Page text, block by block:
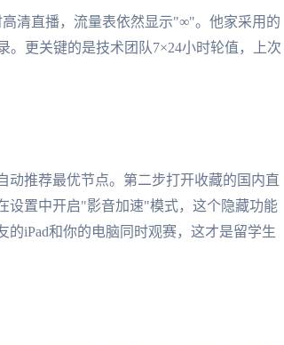
清直播，流量表依然显示"∞"。他家采用的
。更关键的是技术团队7×24小时轮值，上次
动推荐最优节点。第二步打开收藏的国内直
设置中开启"影音加速"模式，这个隐藏功能
iPad和你的电脑同时观赛，这才是留学生